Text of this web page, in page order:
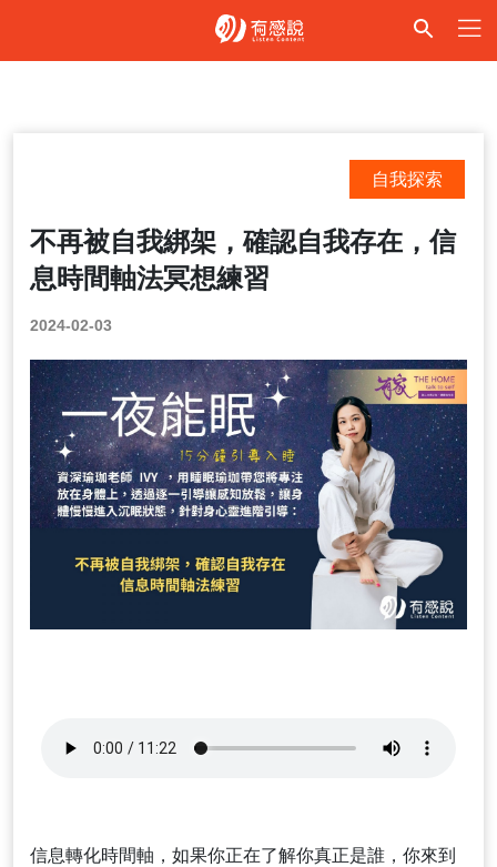
不再被自我綁架，確認自我存在，信
息時間軸法冥想練習
自我探索
2024-02-03
信息轉化時間軸，如果你正在了解你真正是誰，你來到